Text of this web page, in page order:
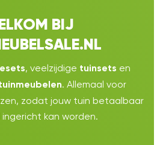
BIJ
, veelzijdige tuinsets en
. Allemaal voor
zodat jouw tuin betaalbaar
ingericht kan worden.